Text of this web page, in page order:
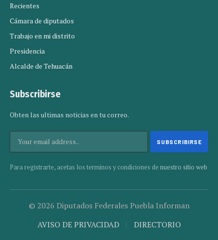
Recientes
Cámara de diputados
Trabajo en mi distrito
Presidencia
Alcalde de Tehuacán
Subscribirse
Obten las ultimas noticias en tu correo.
Para registrarte, acetas los terminos y condiciones de nuestro sitio web
© 2026 Diputados Federales Puebla Informan
AVISO DE PRIVACIDAD
DIRECTORIO